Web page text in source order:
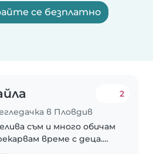
се безплатно
в Пловдив
2
съм и много обичам
време с деца.